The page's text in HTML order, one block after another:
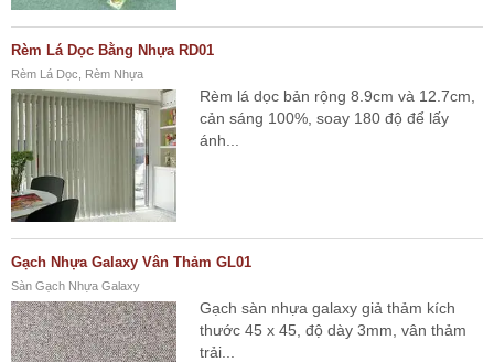
Rèm Lá Dọc Bằng Nhựa RD01
Rèm Lá Dọc, Rèm Nhựa
Rèm lá dọc bản rộng 8.9cm và 12.7cm,
cản sáng 100%, soay 180 độ để lấy
ánh...
Gạch Nhựa Galaxy Vân Thảm GL01
Sàn Gạch Nhựa Galaxy
Gạch sàn nhựa galaxy giả thảm kích
thước 45 x 45, độ dày 3mm, vân thảm
trải...